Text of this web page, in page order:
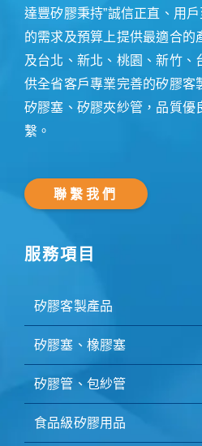
達豐矽膠秉持”誠信正直、用
的需求及預算上提供最適合的
及台北、新北、桃園、新竹、
供全省客戶專業完善的矽膠客
矽膠塞、矽膠夾紗管，品質優
繫。
聯繫我們
服務項目
矽膠客製產品
矽膠塞、橡膠塞
矽膠管、包紗管
食品級矽膠用品